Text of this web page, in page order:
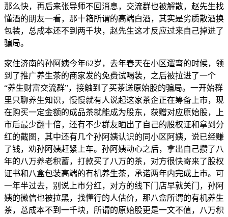
那么快，再后来张导师不回消息，交流群也被解散，赵先生找
懂酒的朋友一看，那十箱所谓的高端白酒，其实是劣质散酒换
包装，总成本还不到两千块，赵先生这才反应过来自己掉进了
骗局。
家住济南的孙阿姨今年62岁，去年春天在小区遛弯的时候，领
到了推广养生茶的商家发的免费试喝装，之后被拉进了一个
“养生财富交流群”，接触到了买茶送原始股的骗局。一开始群
里只聊养生知识，慢慢就有人说起这家茶企正在筹备上市，现
在购买一定金额的成品茶就能成为股东，获赠对应原始股，上
市后最少翻十倍，还有不少群友晒出了自己的股权证和拿到分
红的截图，其中还有几个孙阿姨认识的同小区阿姨，说已经赚
了钱，劝孙阿姨赶紧上车。孙阿姨动心之后，拿出自己攒了八
年的八万养老积蓄，打款买了八万的茶，对方很快寄来了股权
证书和八盒包装高端的有机养生茶，承诺两年内完成上市。可
一年半过去，别说上市分红，对方的线下门店早就关门，孙阿
姨的微信也被拉黑，找懂行的人估价，那八盒所谓的有机养生
茶，总成本不到一千块，所谓的原始股更是一文不值，八万积